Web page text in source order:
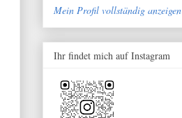
Mein Profil vollständig anzeigen
Ihr findet mich auf Instagram